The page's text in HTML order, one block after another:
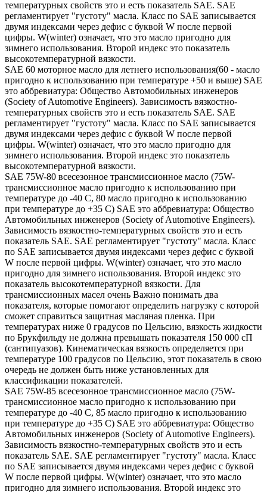
температурных свойств это и есть показатель SAE. SAE
регламентирует "густоту" масла. Класс по SAE записывается
двумя индексами через дефис с буквой W после первой
цифры. W(winter) означает, что это масло пригодно для
зимнего использования. Второй индекс это показатель
высокотемпературной вязкости.
SAE 60 моторное масло для летнего использования(60 - масло
пригодно к использованию при температуре +50 и выше) SAE
это аббревиатура: Общество Автомобильных инженеров
(Society of Automotive Engineers). Зависимость вязкостно-
температурных свойств это и есть показатель SAE. SAE
регламентирует "густоту" масла. Класс по SAE записывается
двумя индексами через дефис с буквой W после первой
цифры. W(winter) означает, что это масло пригодно для
зимнего использования. Второй индекс это показатель
высокотемпературной вязкости.
SAE 75W-80 всесезонное трансмиссионное масло (75W-
трансмиссионное масло пригодно к использованию при
температуре до -40 С, 80 масло пригодно к использованию
при температуре до +35 С) SAE это аббревиатура: Общество
Автомобильных инженеров (Society of Automotive Engineers).
Зависимость вязкостно-температурных свойств это и есть
показатель SAE. SAE регламентирует "густоту" масла. Класс
по SAE записывается двумя индексами через дефис с буквой
W после первой цифры. W(winter) означает, что это масло
пригодно для зимнего использования. Второй индекс это
показатель высокотемпературной вязкости. Для
трансмиссионных масел очень Важно понимать два
показателя, которые помогают определить нагрузку с которой
сможет справиться защитная масляная пленка. При
температурах ниже 0 градусов по Цельсию, вязкость жидкости
по Брукфильду не должна превышать показателя 150 000 сП
(сантипуазов). Кинематическая вязкость определяется при
температуре 100 градусов по Цельсию, этот показатель в свою
очередь не должен быть ниже установленных для
классификации показателей.
SAE 75W-85 всесезонное трансмиссионное масло (75W-
трансмиссионное масло пригодно к использованию при
температуре до -40 С, 85 масло пригодно к использованию
при температуре до +35 С) SAE это аббревиатура: Общество
Автомобильных инженеров (Society of Automotive Engineers).
Зависимость вязкостно-температурных свойств это и есть
показатель SAE. SAE регламентирует "густоту" масла. Класс
по SAE записывается двумя индексами через дефис с буквой
W после первой цифры. W(winter) означает, что это масло
пригодно для зимнего использования. Второй индекс это